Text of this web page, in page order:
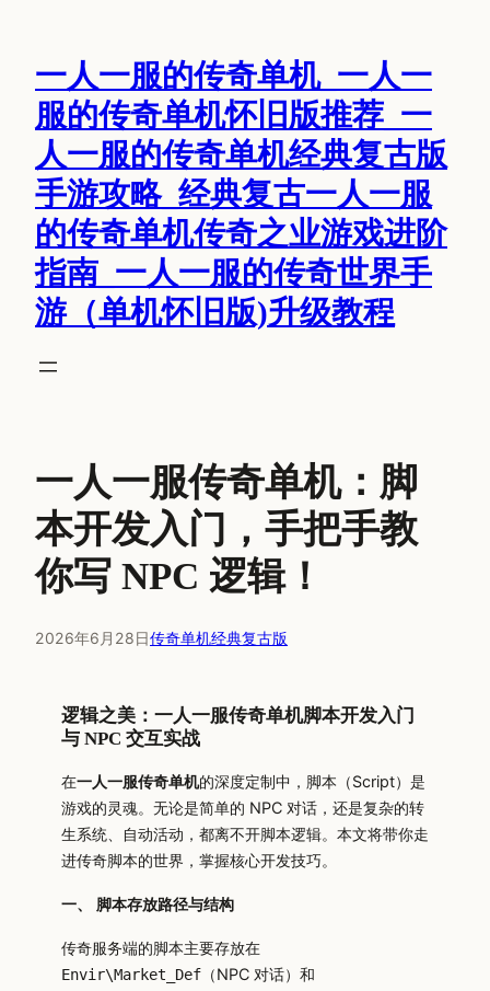
一人一服的传奇单机_一人一
服的传奇单机怀旧版推荐_一
人一服的传奇单机经典复古版
手游攻略_经典复古一人一服
的传奇单机传奇之业游戏进阶
指南_一人一服的传奇世界手
游（单机怀旧版)升级教程
一人一服传奇单机：脚
本开发入门，手把手教
你写 NPC 逻辑！
2026年6月28日传奇单机经典复古版
逻辑之美：一人一服传奇单机脚本开发入门
与 NPC 交互实战
在一人一服传奇单机的深度定制中，脚本（Script）是
游戏的灵魂。无论是简单的 NPC 对话，还是复杂的转
生系统、自动活动，都离不开脚本逻辑。本文将带你走
进传奇脚本的世界，掌握核心开发技巧。
一、 脚本存放路径与结构
传奇服务端的脚本主要存放在
Envir\Market_Def （NPC 对话）和